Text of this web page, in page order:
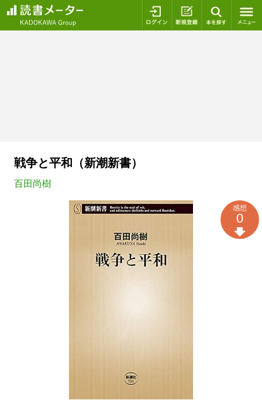
ログイン 新規登録
戦争と平和（新潮新書）
百田尚樹
感想
0